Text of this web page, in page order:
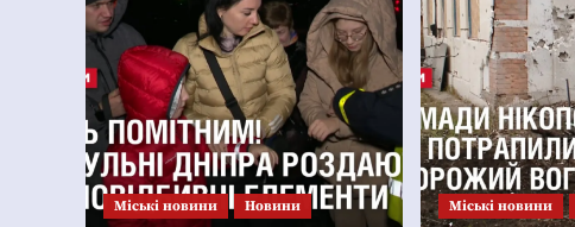
Mіські новини Новини Mіські новини